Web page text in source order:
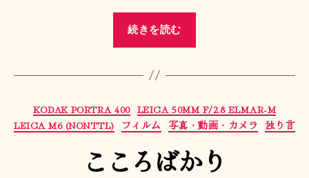
続きを読む
も
い
こ
と”
カ
テ
ゴ
リ
ー
KODAK PORTRA 400 LEICA 50MM F/2.8 ELMAR-M
LEICA M6 (NONTTL)
フィルム 写真・動画・カメラ 独り言
こころばかり